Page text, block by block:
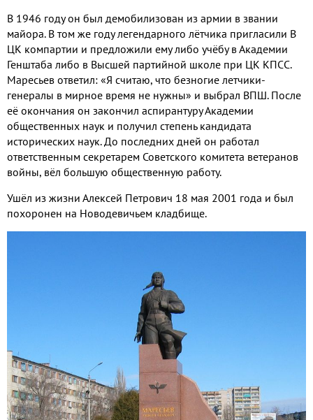
В 1946 году он был демобилизован из армии в звании
майора. В том же году легендарного лётчика пригласили В
ЦК компартии и предложили ему либо учёбу в Академии
Генштаба либо в Высшей партийной школе при ЦК КПСС.
Маресьев ответил: «Я считаю, что безногие летчики-
генералы в мирное время не нужны» и выбрал ВПШ. После
её окончания он закончил аспирантуру Академии
общественных наук и получил степень кандидата
исторических наук. До последних дней он работал
ответственным секретарем Советского комитета ветеранов
войны, вёл большую общественную работу.
Ушёл из жизни Алексей Петрович 18 мая 2001 года и был
похоронен на Новодевичьем кладбище.